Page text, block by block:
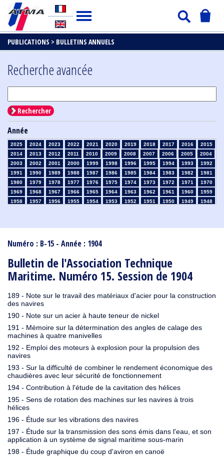
PUBLICATIONS > BULLETINS ANNUELS
Numéro : B-15 - Année : 1904
Bulletin de l'Association Technique
Maritime. Numéro 15. Session de 1904
189 - Note sur le travail des matériaux d'acier pour la construction
des navires
190 - Note sur un acier à haute teneur de nickel
191 - Mémoire sur la détermination des angles de calage des
machines à quatre manivelles
192 - Emploi des moteurs à explosion pour la propulsion des
navires
193 - Sur la difficulté de combiner le rendement économique des
chaudières avec leur sécurité de fonctionnement
194 - Contribution à l'étude de la cavitation des hélices
195 - Sens de rotation des machines sur les navires à trois
hélices
196 - Étude sur les vibrations des navires
197 - Étude sur la transmission des sons émis dans l'eau, et son
application à un système de signal maritime sous-marin
198 - Étude graphique du coup d'aviron en canoë
Recherche avancée
Rechercher
Année
2025 2024 2023 2022 2021 2020 2019 2018 2017 2016
2015
2014
2013 2012 2011 2010 2009 2008 2007 2006 2005
2004
2003
2002 2001 2000 1999 1998 1996 1995 1994 1993
1992
1991
1990 1989 1988 1987 1986 1985 1984 1983 1982
1981
1980
1979 1978 1977 1976 1975 1974 1973 1972 1971
1970
1969
1968 1967 1966 1965 1964 1963 1962 1961 1960
1959
1958
1957 1956 1955 1954 1953 1952 1951 1950 1949
1948
1910
1909 1908 1906 1905 1904 1903 1902 1901 1900
1895